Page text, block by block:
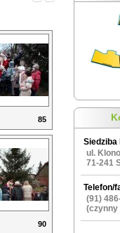
85
90
Siedziba
ul.
71-241
Telefon/
(91)
(czynny